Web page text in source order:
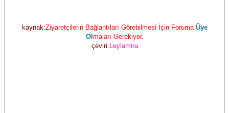
kaynak:Ziyaretçilerin Bağlantıları Görebilmesi İçin Foruma Üye
Ol maları Gerekiyor.
çeviri: Leylamira